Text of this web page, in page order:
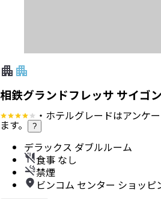
相鉄グランドフレッサ サイゴン
・ホテルグレードはアンケ
ます。 ?
デラックス ダブルルーム
食事 なし
禁煙
ビンコム センター ショッピ